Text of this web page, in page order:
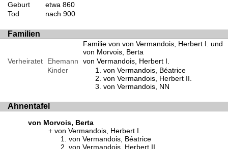
Geburt
etwa 860
Tod
nach 900
Familien
Familie von von Vermandois, Herbert I. und
von Morvois, Berta
Verheiratet
Ehemann
von Vermandois, Herbert I.
Kinder
von Vermandois, Béatrice
von Vermandois, Herbert II.
von Vermandois, NN
Ahnentafel
von Morvois, Berta
von Vermandois, Herbert I.
von Vermandois, Béatrice
von Vermandois, Herbert II.